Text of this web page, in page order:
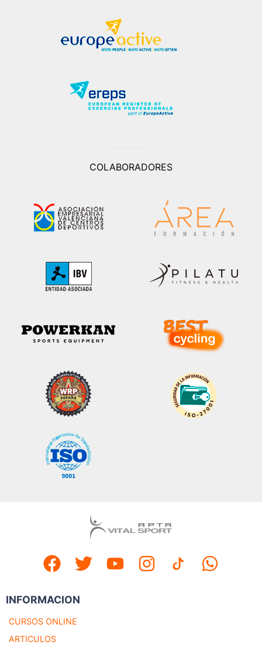
COLABORADORES
INFORMACION
CURSOS ONLINE
ARTICULOS